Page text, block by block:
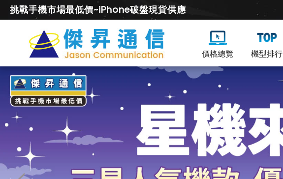
挑戰手機市場最低價~iPhone破盤現貨供應
價格總覽 機型排行